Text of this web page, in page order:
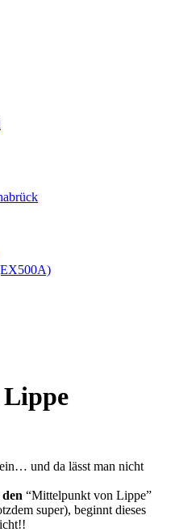
und da lässt man nicht
den “Mittelpunkt von Lippe”
super), beginnt dieses